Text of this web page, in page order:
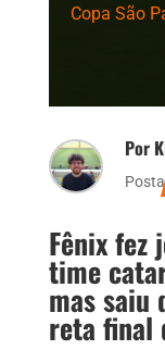
Copa São
Por
Fênix fez
time
mas saiu
reta final